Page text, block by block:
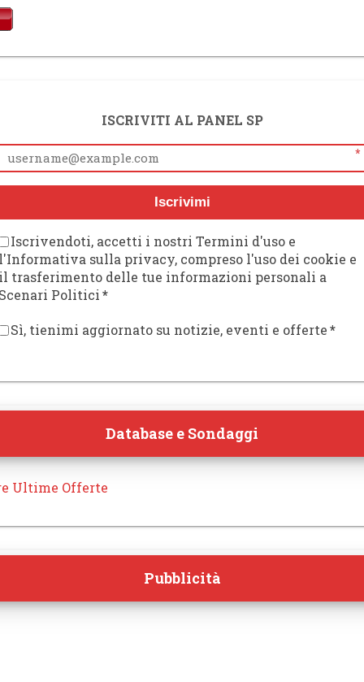
ISCRIVITI AL PANEL SP
*
Iscrivimi
Iscrivendoti, accetti i nostri Termini d'uso e
sulla privacy, compreso l'uso dei cookie e
trasferimento delle tue informazioni personali a
Politici*
Sì, tienimi aggiornato su notizie, eventi e offerte*
Database e Sondaggi
Ultime Offerte
Pubblicità